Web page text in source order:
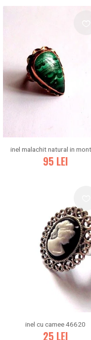
95 LEI
inel cu camee 46620
25 LEI